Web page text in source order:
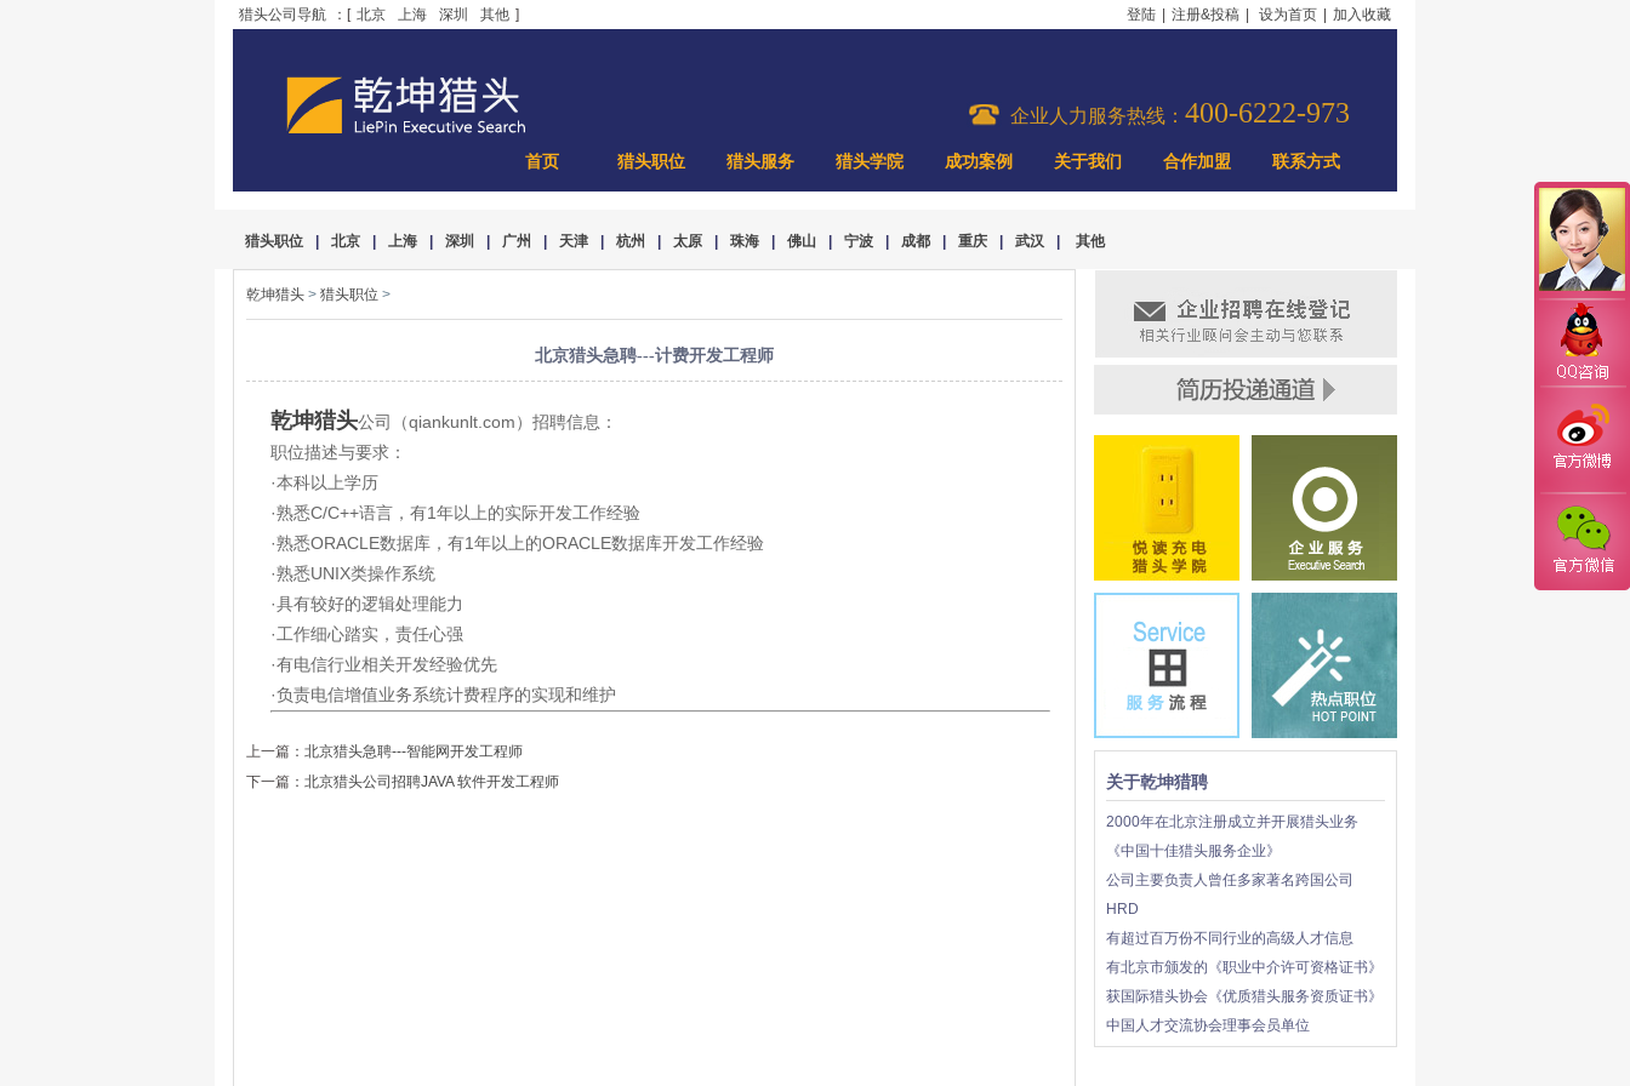
猎头公司导航 ：[ 北京 上海 深圳 其他 ] 登陆 注册&投稿 设为首页 加入收藏
企业人力服务热线： 400-6222-973
首页 猎头职位 猎头服务 猎头学院 成功案例 关于我们 合作加盟 联系方式
猎头职位 北京 上海 深圳 广州 天津 杭州 太原 珠海 佛山 宁波 成都 重庆 武汉 其他
乾坤猎头 > 猎头职位 >
北京猎头急聘---计费开发工程师
乾坤猎头公司（qiankunlt.com）招聘信息：
职位描述与要求：
·本科以上学历
·熟悉C/C++语言，有1年以上的实际开发工作经验
·熟悉ORACLE数据库，有1年以上的ORACLE数据库开发工作经验
·熟悉UNIX类操作系统
·具有较好的逻辑处理能力
·工作细心踏实，责任心强
·有电信行业相关开发经验优先
·负责电信增值业务系统计费程序的实现和维护
上一篇： 北京猎头急聘---智能网开发工程师
下一篇： 北京猎头公司招聘JAVA 软件开发工程师 关于乾坤猎聘
2000年在北京注册成立并开展猎头业务
《中国十佳猎头服务企业》
公司主要负责人曾任多家著名跨国公司
HRD
有超过百万份不同行业的高级人才信息
有北京市颁发的《职业中介许可资格证书》
获国际猎头协会《优质猎头服务资质证书》
中国人才交流协会理事会员单位